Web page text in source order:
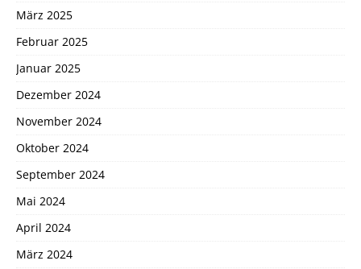
März 2025
Februar 2025
Januar 2025
Dezember 2024
November 2024
Oktober 2024
September 2024
Mai 2024
April 2024
März 2024